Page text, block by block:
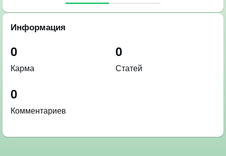
Информация
0
Карма
0
Статей
0
Комментариев